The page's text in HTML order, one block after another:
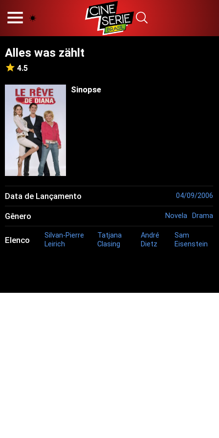
PRINCÍPIOS EDITORIAIS
POLÍTICA DE PRIVACIDADE
CONTATO
Hot
Popular
Tendência
Filmes
Séries
Novelas
Alles was zählt
4.5
Sinopse
Data de Lançamento 04/09/2006
Gênero Novela Drama
Elenco
Silvan-Pierre
Leirich
Tatjana
Clasing
André
Dietz
Sam
Eisenstein